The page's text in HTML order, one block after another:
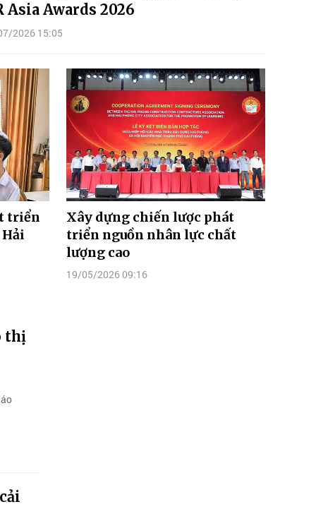
Asia Awards 2026
2026 15:05
triển
Xây dựng chiến lược phát
triển nguồn nhân lực chất
lượng cao
19/05/2026 09:16
thị